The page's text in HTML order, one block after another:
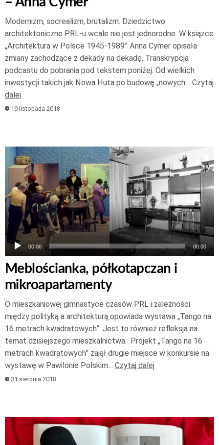
Modernizm, socrealizm, brutalizm. Dziedzictwo
architektoniczne PRL-u wcale nie jest jednorodne. W książce
„Architektura w Polsce 1945-1989” Anna Cymer opisała
zmiany zachodzące z dekady na dekadę. Transkrypcja
podcastu do pobrania pod tekstem poniżej. Od wielkich
inwestycji takich jak Nowa Huta po budowę „nowych… Czytaj
dalej
19 listopada 2018
Odtwarzacz
plików
dźwiękowych
00:00 00:00
Meblościanka, półkotapczan i
mikroapartamenty
O mieszkaniowej gimnastyce czasów PRL i zależności
między polityką a architekturą opowiada wystawa „Tango na
16 metrach kwadratowych”. Jest to również refleksja na
temat dzisiejszego mieszkalnictwa. Projekt „Tango na 16
metrach kwadratowych” zajął drugie miejsce w konkursie na
wystawę w Pawilonie Polskim… Czytaj dalej
31 sierpnia 2018
Odtwarzacz
plików